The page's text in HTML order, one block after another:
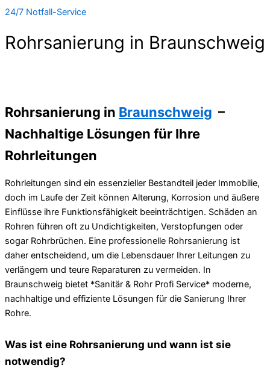
24/7 Notfall-Service
Rohrsanierung in Braunschweig
Rohrsanierung in Braunschweig –
Nachhaltige Lösungen für Ihre
Rohrleitungen
Rohrleitungen sind ein essenzieller Bestandteil jeder Immobilie,
doch im Laufe der Zeit können Alterung, Korrosion und äußere
Einflüsse ihre Funktionsfähigkeit beeinträchtigen. Schäden an
Rohren führen oft zu Undichtigkeiten, Verstopfungen oder
sogar Rohrbrüchen. Eine professionelle Rohrsanierung ist
daher entscheidend, um die Lebensdauer Ihrer Leitungen zu
verlängern und teure Reparaturen zu vermeiden. In
Braunschweig bietet *Sanitär & Rohr Profi Service* moderne,
nachhaltige und effiziente Lösungen für die Sanierung Ihrer
Rohre.
Was ist eine Rohrsanierung und wann ist sie
notwendig?